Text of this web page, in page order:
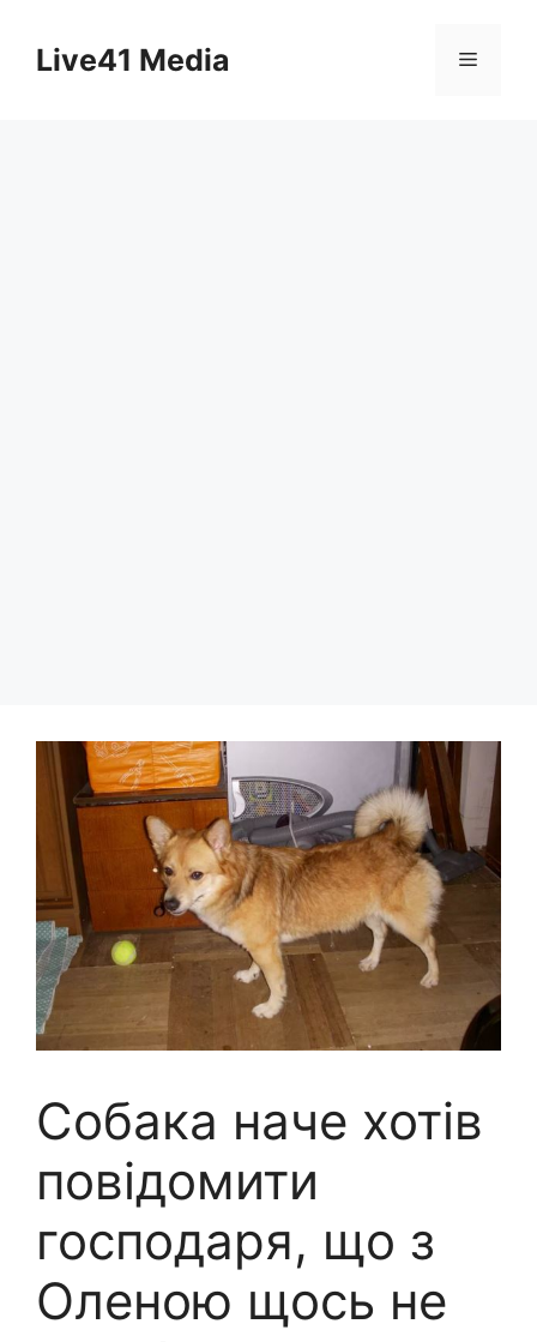
contentLive41 Media Menu
Собака наче хотів
повідомити
господаря, що з
Оленою щось не